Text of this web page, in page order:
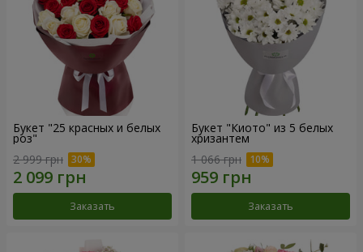
Букет "25 красных и белых
роз"
2 999 грн
Заказать
Букет "Киото" из 5 белых
хризантем
1 066 грн
Заказать